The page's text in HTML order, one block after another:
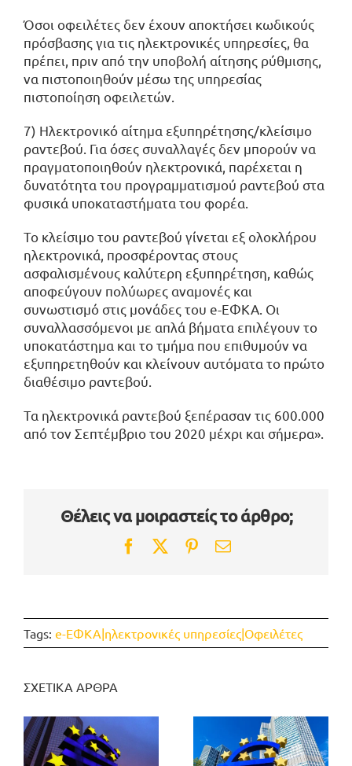
Όσοι οφειλέτες δεν έχουν αποκτήσει κωδικούς
πρόσβασης για τις ηλεκτρονικές υπηρεσίες, θα
πρέπει, πριν από την υποβολή αίτησης ρύθμισης,
να πιστοποιηθούν μέσω της υπηρεσίας
πιστοποίηση οφειλετών.
7) Ηλεκτρονικό αίτημα εξυπηρέτησης/κλείσιμο
ραντεβού. Για όσες συναλλαγές δεν μπορούν να
πραγματοποιηθούν ηλεκτρονικά, παρέχεται η
δυνατότητα του προγραμματισμού ραντεβού στα
φυσικά υποκαταστήματα του φορέα.
Το κλείσιμο του ραντεβού γίνεται εξ ολοκλήρου
ηλεκτρονικά, προσφέροντας στους
ασφαλισμένους καλύτερη εξυπηρέτηση, καθώς
αποφεύγουν πολύωρες αναμονές και
συνωστισμό στις μονάδες του e-ΕΦΚΑ. Οι
συναλλασσόμενοι με απλά βήματα επιλέγουν το
υποκατάστημα και το τμήμα που επιθυμούν να
εξυπηρετηθούν και κλείνουν αυτόματα το πρώτο
διαθέσιμο ραντεβού.
Τα ηλεκτρονικά ραντεβού ξεπέρασαν τις 600.000
από τον Σεπτέμβριο του 2020 μέχρι και σήμερα».
Θέλεις να μοιραστείς το άρθρο;
Facebook
TwitterPinterest
Email
Tags: e-ΕΦΚΑ|ηλεκτρονικές υπηρεσίες|Οφειλέτες
ΣΧΕΤΙΚΑ ΑΡΘΡΑ